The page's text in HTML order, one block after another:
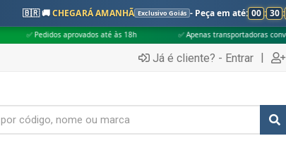
🇧🇷 🚚CHEGARÁ AMANHÃ Exclusivo Goiás - Peça em até: 00 : 30 :
até às 18h ✅ Apenas transportadoras conveniadas (Grupo G5)
Já é cliente? - Entrar |